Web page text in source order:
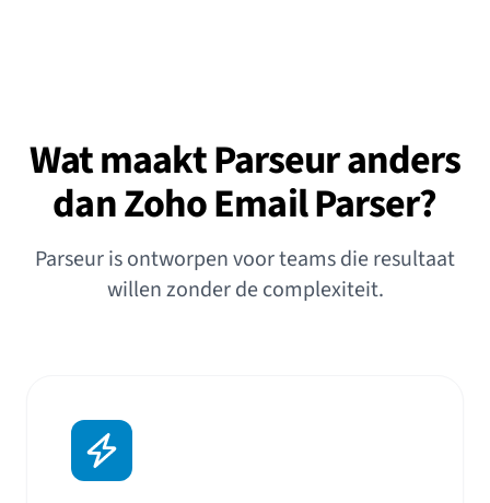
Wat maakt Parseur anders
dan Zoho Email Parser?
Parseur is ontworpen voor teams die resultaat
willen zonder de complexiteit.